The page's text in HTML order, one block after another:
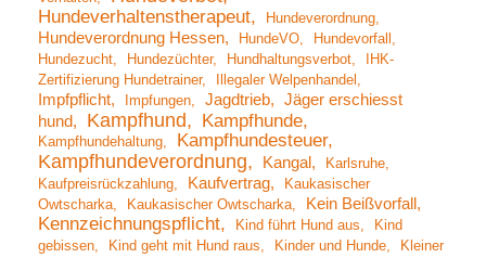
Hundeverhaltenstherapeut Hundeverordnung
Hundeverordnung Hessen HundeVO
Hundevorfall
Hundezucht
Hundezüchter Hundhaltungsverbot
IHK-
Zertifizierung Hundetrainer
Illegaler Welpenhandel
Impfpflicht Impfungen Jagdtrieb
Jäger erschiesst
hund
Kampfhund Kampfhunde
Kampfhundehaltung Kampfhundesteuer
Kampfhundeverordnung Kangal
Karlsruhe
Kaufpreisrückzahlung
Kaufvertrag
Kaukasischer
Owtscharka
Kaukasischer Owtscharka Kein Beißvorfall
Kennzeichnungspflicht Kind führt Hund aus
Kind
gebissen
Kind geht mit Hund raus Kinder und Hunde
Kleiner